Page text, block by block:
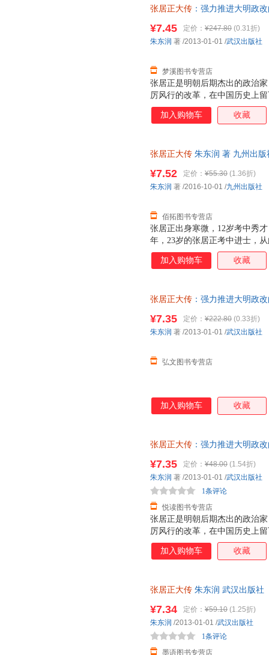
的神宗登基。帝王年幼，无法
张居正由此成为大明首辅，位
济，清丈田地，推行“一条鞭法
张居正大传 ：强力推进大明政
张居正是明朝后期杰出的政治
厉风行的改革，在中国历史上
个普通家庭起步，少时聪颖过
到忍耐蛰伏再到春风得意，终
传记理论研究转入传记文学创
事颂扬”，写就了这部波澜壮阔
¥7.45 定价： ¥247.80 (0.31折)
梦溪图书专营店
朱东润 著 /2013-01-01 /武汉出版社
加入购物车 收藏
张居正大传 朱东润 著 九州出
张居正出身寒微，12岁考中秀
年，23岁的张居正考中进士，
一只冷静的豹子，官场失意时
略和魄力，精准地抓住每一次
的神宗登基。帝王年幼，无法
张居正由此成为大明首辅，位
济，清丈田地，推行“一条鞭法
¥7.52 定价： ¥55.30 (1.36折)
佰拓图书专营店
朱东润 著 /2016-10-01 /九州出版社
加入购物车 收藏
张居正大传 ：强力推进大明政
¥7.35 定价： ¥222.80 (0.33折)
弘文图书专营店
朱东润 著 /2013-01-01 /武汉出版社
加入购物车 收藏
张居正大传 ：强力推进大明政
张居正是明朝后期杰出的政治
厉风行的改革，在中国历史上
个普通家庭起步，少时聪颖过
到忍耐蛰伏再到春风得意，最
由传记理论研究转入传记文学
不事颂扬”，写就了这部波澜壮
¥7.35 定价： ¥48.00 (1.54折)
悦读图书专营店
1条评论
朱东润 著 /2013-01-01 /武汉出版社
加入购物车 收藏
张居正大传 朱东润 武汉出版社
¥7.34 定价： ¥59.10 (1.25折)
墨语图书专营店
1条评论
朱东润 /2013-01-01 /武汉出版社